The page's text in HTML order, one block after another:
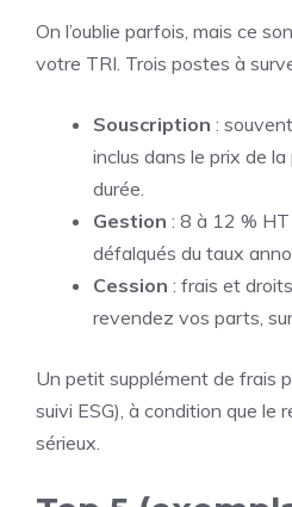
On l’oublie parfois, mais ce
votre TRI. Trois postes à
Souscription :
inclus dans le prix de
durée.
Gestion : 8 à 12 %
défalqués du taux
Cession : frais et
revendez vos parts,
Un petit supplément de frais
suivi ESG), à condition que le
sérieux.